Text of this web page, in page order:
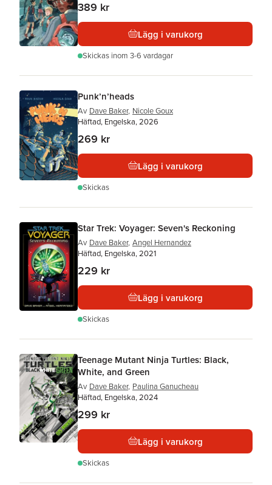
389 kr
Lägg i varukorg
Skickas inom 3-6 vardagar
Punk’n’heads
Av Dave Baker, Nicole Goux
Häftad, Engelska, 2026
269 kr
Lägg i varukorg
Skickas
Star Trek: Voyager: Seven's Reckoning
Av Dave Baker, Angel Hernandez
Häftad, Engelska, 2021
229 kr
Lägg i varukorg
Skickas
Teenage Mutant Ninja Turtles: Black,
White, and Green
Av Dave Baker, Paulina Ganucheau
Häftad, Engelska, 2024
299 kr
Lägg i varukorg
Skickas